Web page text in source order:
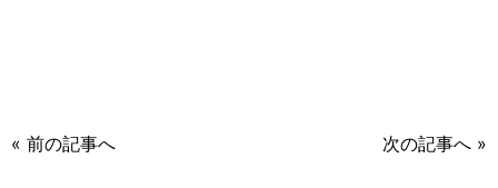
« 前の記事へ 次の記事へ »